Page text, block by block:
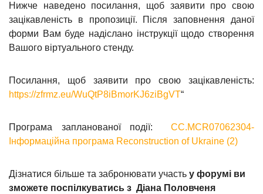
Нижче наведено посилання, щоб заявити про свою
зацікавленість в пропозиції. Після заповнення даної
форми Вам буде надіслано інструкції щодо створення
Вашого віртуального стенду.
Посилання, щоб заявити про свою зацікавленість:
https://zfrmz.eu/WuQtP8iBmorKJ6ziBgVT“
Програма запланованої події: CC.MCR07062304-
Інформаційна програма Reconstruction of Ukraine (2)
Дізнатися більше та забронювати участь у форумі ви
зможете поспілкуватись з Діана Половченя